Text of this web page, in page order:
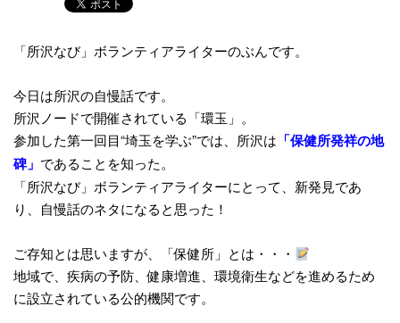
「所沢なび」ボランティアライターのぶんです。
今日は所沢の自慢話です。
所沢ノードで開催されている「環玉」。
参加した第一回目“埼玉を学ぶ”では、所沢は 「保健所発祥の地
碑」 であることを知った。
「所沢なび」ボランティアライターにとって、新発見であ
り、自慢話のネタになると思った！
ご存知とは思いますが、「保健所」とは・・・
地域で、疾病の予防、健康増進、環境衛生などを進めるため
に設立されている公的機関です。